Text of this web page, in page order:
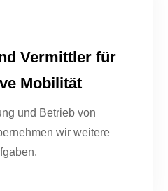
Vermittler für
Mobilität
und Betrieb von
wir weitere